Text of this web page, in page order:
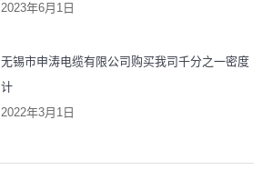
2023年6月1日
无锡市申涛电缆有限公司购买我司千分之一密度
计
2022年3月1日